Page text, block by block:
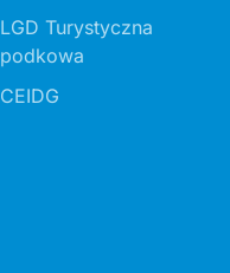
LGD Turystyczna
podkowa
CEIDG